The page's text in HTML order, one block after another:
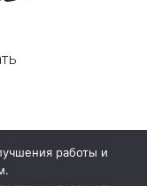
д. 4а, стр. 1
работы и